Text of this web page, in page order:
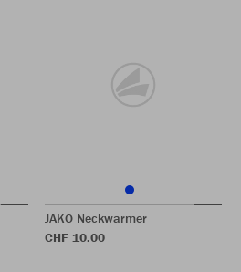
JAKO Neckwarmer
CHF 10.00